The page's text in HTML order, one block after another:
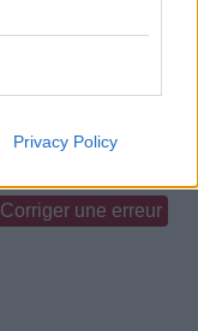
Privacy Policy
Corriger une erreur